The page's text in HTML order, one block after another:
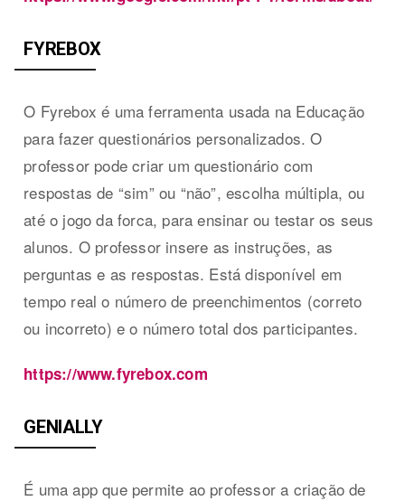
FYREBOX
O Fyrebox é uma ferramenta usada na Educação
para fazer questionários personalizados. O
professor pode criar um questionário com
respostas de “sim” ou “não”, escolha múltipla, ou
até o jogo da forca, para ensinar ou testar os seus
alunos. O professor insere as instruções, as
perguntas e as respostas. Está disponível em
tempo real o número de preenchimentos (correto
ou incorreto) e o número total dos participantes.
https://www.fyrebox.com
GENIALLY
É uma app que permite ao professor a criação de